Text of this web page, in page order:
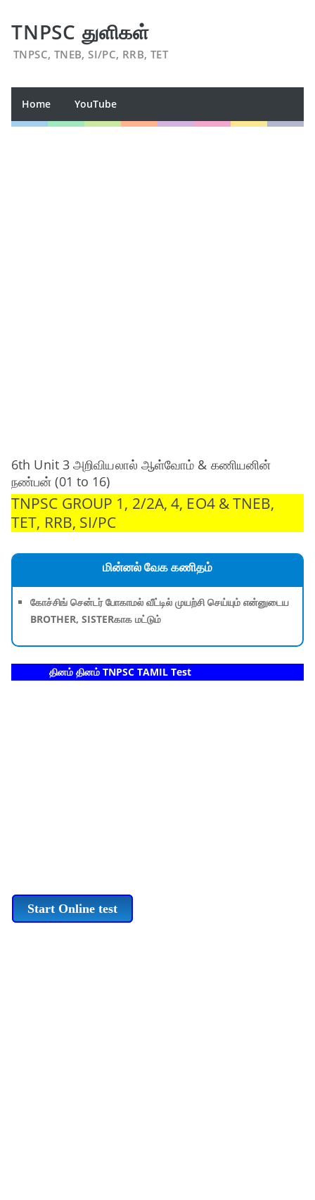
TNPSC துளிகள்
TNPSC, TNEB, SI/PC, RRB, TET
Home YouTube
6th Unit 3 அறிவியலால் ஆள்வோம் & கணியனின்
நண்பன் (01 to 16)
TNPSC GROUP 1, 2/2A, 4, EO4 & TNEB,
TET, RRB, SI/PC
மின்னல் வேக கணிதம்
கோச்சிங் சென்டர் போகாமல் வீட்டில் முயற்சி செய்யும் என்னுடைய
BROTHER, SISTERகாக மட்டும்
தினம் தினம் TNPSC TAMIL Test
Start Online test